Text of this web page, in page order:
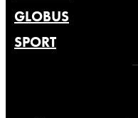
GLOBUS
SPORT